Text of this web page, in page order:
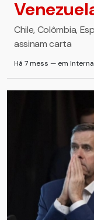
Chile, Colômbia,
assinam carta
Há 7 mess — em